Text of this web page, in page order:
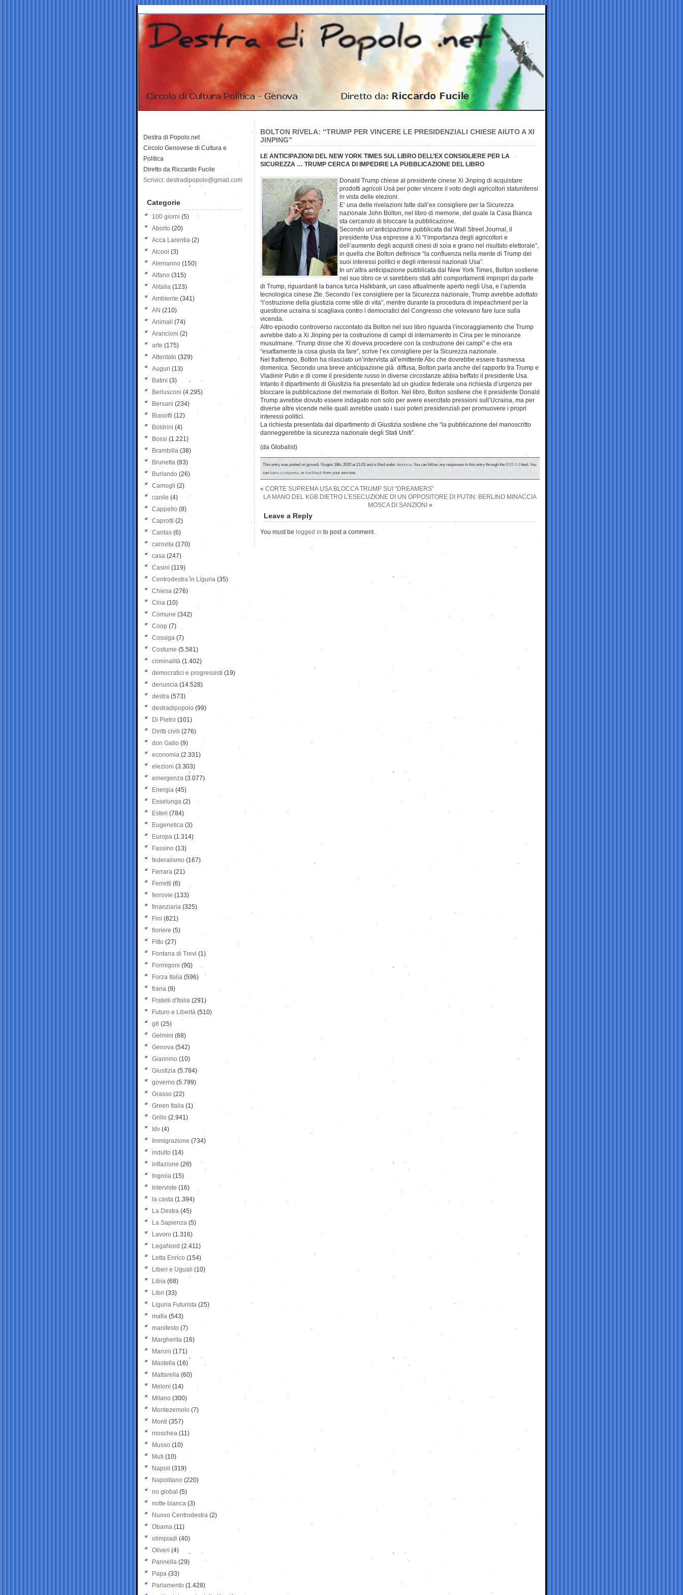
BOLTON RIVELA: “TRUMP PER VINCERE LE PRESIDENZIALI CHIESE AIUTO A XI
JINPING”
LE ANTICIPAZIONI DEL NEW YORK TIMES SUL LIBRO DELL’EX CONSIGLIERE PER LA
SICUREZZA … TRUMP CERCA DI IMPEDIRE LA PUBBLICAZIONE DEL LIBRO
Donald Trump chiese al presidente cinese Xi Jinping di acquistare
prodotti agricoli Usa per poter vincere il voto degli agricoltori statunitensi
in vista delle elezioni.
E’ una delle rivelazioni fatte dall’ex consigliere per la Sicurezza
nazionale John Bolton, nel libro di memorie, del quale la Casa Bianca
sta cercando di bloccare la pubblicazione.
Secondo un’anticipazione pubblicata dal Wall Street Journal, il
presidente Usa espresse a Xi “l’importanza degli agricoltori e
dell’aumento degli acquisti cinesi di soia e grano nel risultato elettorale”,
in quella che Bolton definisce “la confluenza nella mente di Trump dei
suoi interessi politici e degli interessi nazionali Usa”.
In un’altra anticipazione pubblicata dal New York Times, Bolton sostiene
nel suo libro ce vi sarebbero stati altri comportamenti impropri da parte
di Trump, riguardanti la banca turca Halkbank, un caso attualmente aperto negli Usa, e l’azienda
tecnologica cinese Zte. Secondo l’ex consigliere per la Sicurezza nazionale, Trump avrebbe adottato
“l’ostruzione della giustizia come stile di vita”, mentre durante la procedura di impeachment per la
questione ucraina si scagliava contro i democratici del Congresso che volevano fare luce sulla
vicenda.
Altro episodio controverso raccontato da Bolton nel suo libro riguarda l’incoraggiamento che Trump
avrebbe dato a Xi Jinping per la costruzione di campi di internamento in Cina per le minoranze
musulmane. “Trump disse che Xi doveva procedere con la costruzione dei campi” e che era
“esattamente la cosa giusta da fare”, scrive l’ex consigliere per la Sicurezza nazionale.
Nel frattempo, Bolton ha rilasciato un’intervista all’emittente Abc che dovrebbe essere trasmessa
domenica. Secondo una breve anticipazione già diffusa, Bolton parla anche del rapporto tra Trump e
Vladimir Putin e di come il presidente russo in diverse circostanze abbia beffato il presidente Usa.
Intanto il dipartimento di Giustizia ha presentato ad un giudice federale una richiesta d’urgenza per
bloccare la pubblicazione del memoriale di Bolton. Nel libro, Bolton sostiene che il presidente Donald
Trump avrebbe dovuto essere indagato non solo per avere esercitato pressioni sull’Ucraina, ma per
diverse altre vicende nelle quali avrebbe usato i suoi poteri presidenziali per promuovere i propri
interessi politici.
La richiesta presentata dal dipartimento di Giustizia sostiene che “la pubblicazione del manoscritto
danneggerebbe la sicurezza nazionale degli Stati Uniti”.
(da Globalist)
This entry was posted on giovedì, Giugno 18th, 2020 at 21:03 and is filed underdenuncia. You can follow any responses to this entry through theRSS 2.0feed. You
canleave a response, ortrackbackfrom your own site.
« CORTE SUPREMA USA BLOCCA TRUMP SUI “DREAMERS”
LA MANO DEL KGB DIETRO L’ESECUZIONE DI UN OPPOSITORE DI PUTIN: BERLINO MINACCIA
MOSCA DI SANZIONI »
Leave a Reply
You must be logged in to post a comment.
Destra di Popolo.net
Circolo Genovese di Cultura e
Politica
Diretto da Riccardo Fucile
Scrivici: destradipopolo@gmail.com
Categorie
100 giorni (5)
Aborto (20)
Acca Larentia (2)
Alcool (3)
Alemanno (150)
Alfano (315)
Alitalia (123)
Ambiente (341)
AN (210)
Animali (74)
Arancioni (2)
arte (175)
Attentato (329)
Auguri (13)
Batini (3)
Berlusconi (4.295)
Bersani (234)
Biasotti (12)
Boldrini (4)
Bossi (1.221)
Brambilla (38)
Brunetta (83)
Burlando (26)
Camogli (2)
canile (4)
Cappello (8)
Caprotti (2)
Caritas (6)
carovita (170)
casa (247)
Casini (119)
Centrodestra in Liguria (35)
Chiesa (276)
Cina (10)
Comune (342)
Coop (7)
Cossiga (7)
Costume (5.581)
criminalità (1.402)
democratici e progressisti (19)
denuncia (14.528)
destra (573)
destradipopolo (99)
Di Pietro (101)
Diritti civili (276)
don Gallo (9)
economia (2.331)
elezioni (3.303)
emergenza (3.077)
Energia (45)
Esselunga (2)
Esteri (784)
Eugenetica (3)
Europa (1.314)
Fassino (13)
federalismo (167)
Ferrara (21)
Ferretti (6)
ferrovie (133)
finanziaria (325)
Fini (821)
fioriere (5)
Fitto (27)
Fontana di Trevi (1)
Formigoni (90)
Forza Italia (596)
frana (9)
Fratelli d'Italia (291)
Futuro e Libertà (510)
g8 (25)
Gelmini (68)
Genova (542)
Giannino (10)
Giustizia (5.784)
governo (5.799)
Grasso (22)
Green Italia (1)
Grillo (2.941)
Idv (4)
Immigrazione (734)
indulto (14)
inflazione (26)
Ingroia (15)
Interviste (16)
la casta (1.394)
La Destra (45)
La Sapienza (5)
Lavoro (1.316)
LegaNord (2.411)
Letta Enrico (154)
Liberi e Uguali (10)
Libia (68)
Libri (33)
Liguria Futurista (25)
mafia (543)
manifesto (7)
Margherita (16)
Maroni (171)
Mastella (16)
Mattarella (60)
Meloni (14)
Milano (300)
Montezemolo (7)
Monti (357)
moschea (11)
Musso (10)
Muti (10)
Napoli (319)
Napolitano (220)
no global (5)
notte bianca (3)
Nuovo Centrodestra (2)
Obama (11)
olimpiadi (40)
Oliveri (4)
Pannella (29)
Papa (33)
Parlamento (1.428)